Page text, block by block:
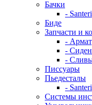
Бачки
- Santeri
Биде
Запчасти и
-
-
-
Писсуары
Пьедесталы
- Santeri
Системы